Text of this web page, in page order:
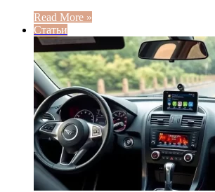
Read More »
Статьи